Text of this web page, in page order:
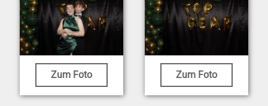
Zum Foto Zum Foto